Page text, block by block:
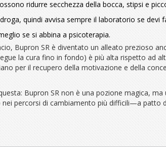
ridurre secchezza della bocca, stipsi e
quindi avvisa sempre il laboratorio se devi
se si abbina a psicoterapia.
Bupron SR è diventato un alleato prezioso
la cura fino in fondo) è più alta rispetto ad
per il recupero della motivazione e della
Bupron SR non è una pozione magica,
percorsi di cambiamento più difficili—a